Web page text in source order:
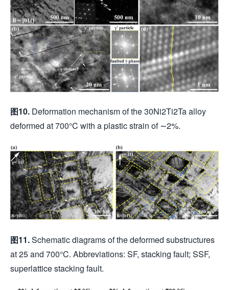
图10. Deformation mechanism of the 30Ni2Ti2Ta alloy
deformed at 700°C with a plastic strain of ∼2%.
图11.Schematic diagrams of the deformed substructures
at 25 and 700°C. Abbreviations: SF, stacking fault; SSF,
superlattice stacking fault.